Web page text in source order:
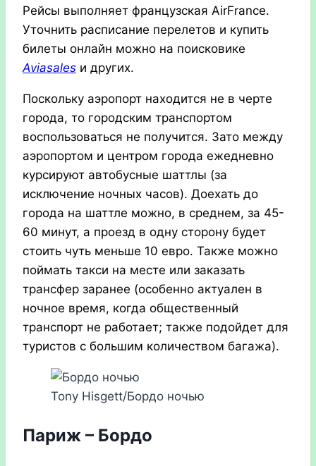
Рейсы выполняет французская AirFrance.
Уточнить расписание перелетов и купить
билеты онлайн можно на поисковике
Aviasales и других.
Поскольку аэропорт находится не в черте
города, то городским транспортом
воспользоваться не получится. Зато между
аэропортом и центром города ежедневно
курсируют автобусные шаттлы (за
исключение ночных часов). Доехать до
города на шаттле можно, в среднем, за 45-
60 минут, а проезд в одну сторону будет
стоить чуть меньше 10 евро. Также можно
поймать такси на месте или заказать
трансфер заранее (особенно актуален в
ночное время, когда общественный
транспорт не работает; также подойдет для
туристов с большим количеством багажа).
Tony Hisgett/Бордо ночью
Париж – Бордо